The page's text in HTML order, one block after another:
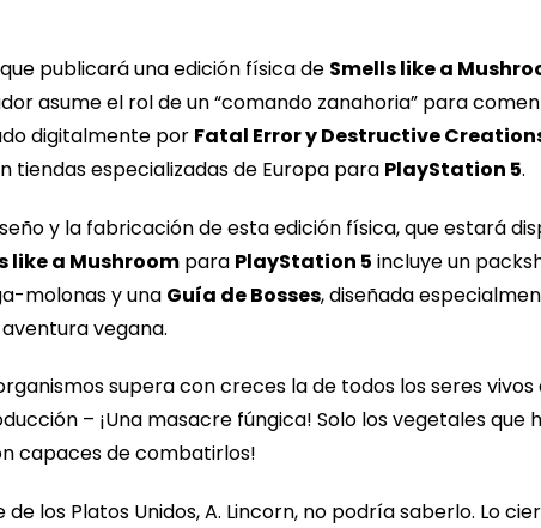
publicará una edición física de Smells like a
asume el rol de un “comando zanahoria” para
digitalmente por Fatal Error y Destructive
tiendas especializadas de Europa para PlayStation 5.
y la fabricación de esta edición física, que estará
like a Mushroom para PlayStation 5 incluye un
molonas y una Guía de Bosses, diseñada
vegana.
supera con creces la de todos los seres vivos
– ¡Una masacre fúngica! Solo los vegetales que
capaces de combatirlos!
los Platos Unidos, A. Lincorn, no podría saberlo. Lo